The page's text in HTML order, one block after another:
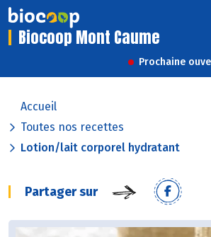
Biocoop Mont Caume
Prochaine
Accueil
Toutes nos recettes
Lotion/lait corporel hydratant
Partager sur